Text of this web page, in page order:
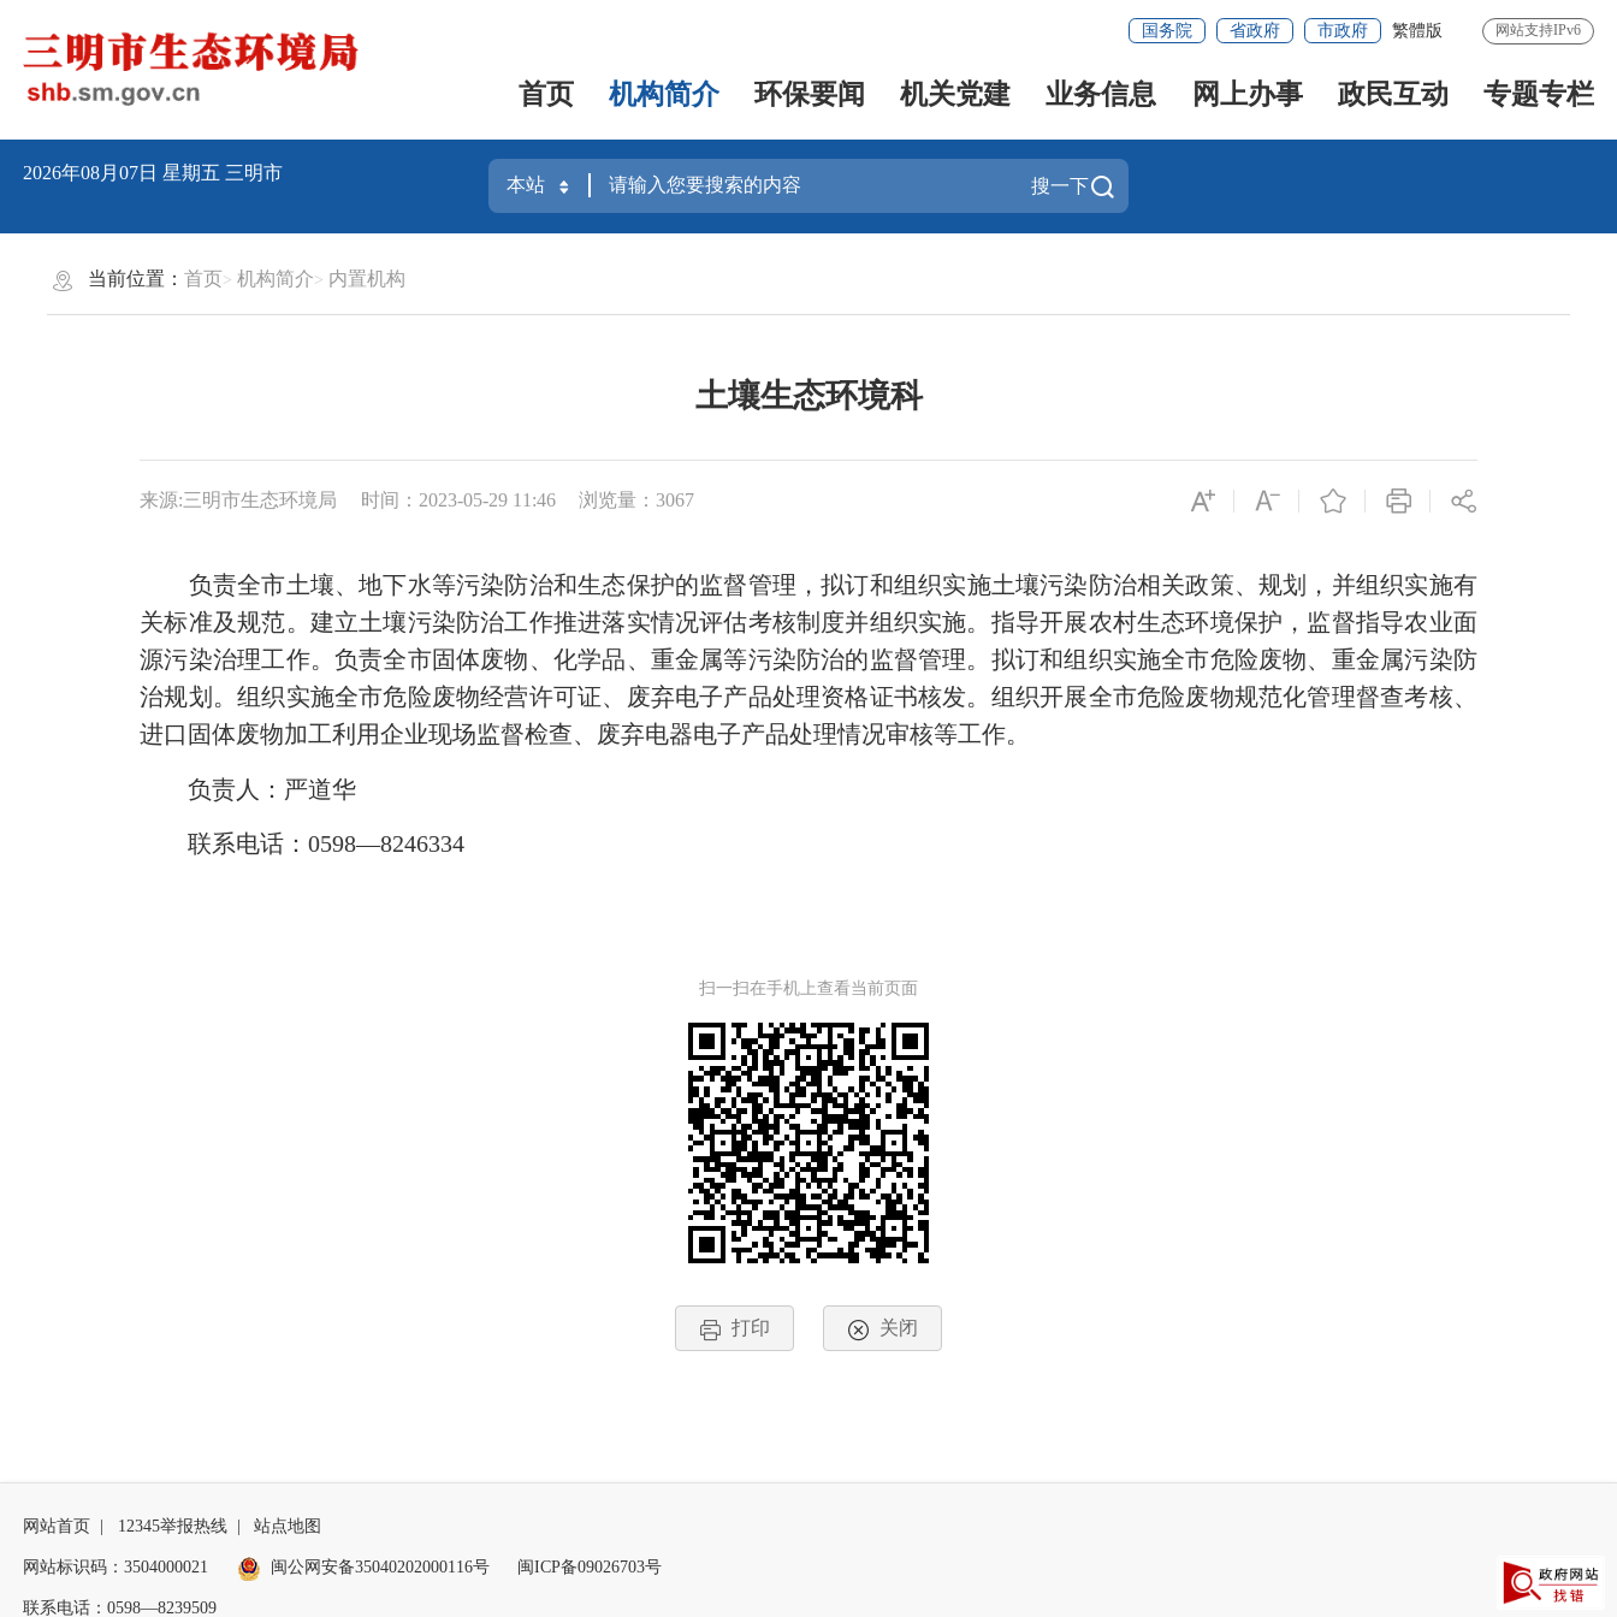
国务院 省政府 市政府 繁體版 网站支持IPv6
首页 机构简介 环保要闻 机关党建 业务信息 网上办事 政民互动 专题专栏
2026年08月07日星期五 三明市
搜一下
当前位置：首页 机构简介 内置机构
土壤生态环境科
来源:三明市生态环境局 时间：2023-05-29 11:46 浏览量：3067
负责全市土壤、地下水等污染防治和生态保护的监督管理，拟订和组织实施土壤污染防治相关政策、规划，并组织实施有
关标准及规范。建立土壤污染防治工作推进落实情况评估考核制度并组织实施。指导开展农村生态环境保护，监督指导农业面
源污染治理工作。负责全市固体废物、化学品、重金属等污染防治的监督管理。拟订和组织实施全市危险废物、重金属污染防
治规划。组织实施全市危险废物经营许可证、废弃电子产品处理资格证书核发。组织开展全市危险废物规范化管理督查考核、
进口固体废物加工利用企业现场监督检查、废弃电器电子产品处理情况审核等工作。
负责人：严道华
联系电话：0598—8246334
扫一扫在手机上查看当前页面
打印 关闭
网站首页 12345举报热线 站点地图
网站标识码：3504000021 闽公网安备35040202000116号 闽ICP备09026703号
联系电话：0598—8239509